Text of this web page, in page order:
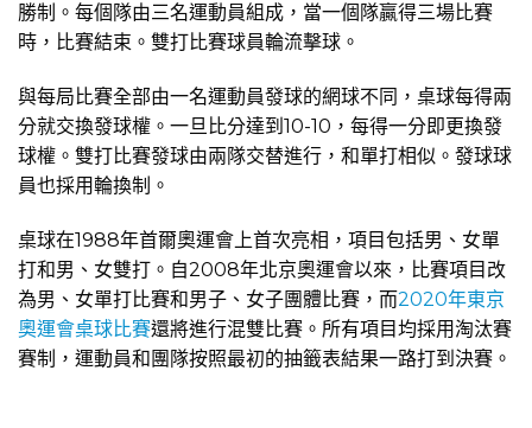
勝制。每個隊由三名運動員組成，當一個隊贏得三場比賽
時，比賽結束。雙打比賽球員輪流擊球。
與每局比賽全部由一名運動員發球的網球不同，桌球每得兩
分就交換發球權。一旦比分達到10-10，每得一分即更換發
球權。雙打比賽發球由兩隊交替進行，和單打相似。發球球
員也採用輪換制。
桌球在1988年首爾奧運會上首次亮相，項目包括男、女單
打和男、女雙打。自2008年北京奧運會以來，比賽項目改
為男、女單打比賽和男子、女子團體比賽，而2020年東京
奧運會桌球比賽還將進行混雙比賽。所有項目均採用淘汰賽
賽制，運動員和團隊按照最初的抽籤表結果一路打到決賽。